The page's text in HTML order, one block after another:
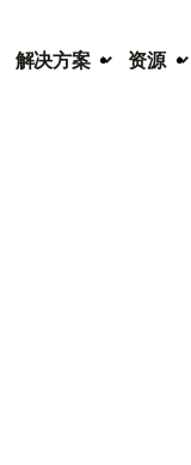
解决方案 资源